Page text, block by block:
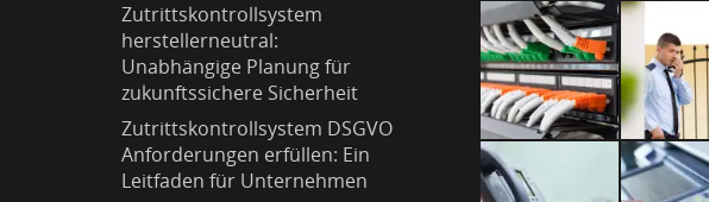
Zutrittskontrollsystem
herstellerneutral:
Unabhängige Planung für
zukunftssichere Sicherheit
Zutrittskontrollsystem DSGVO
Anforderungen erfüllen: Ein
Leitfaden für Unternehmen